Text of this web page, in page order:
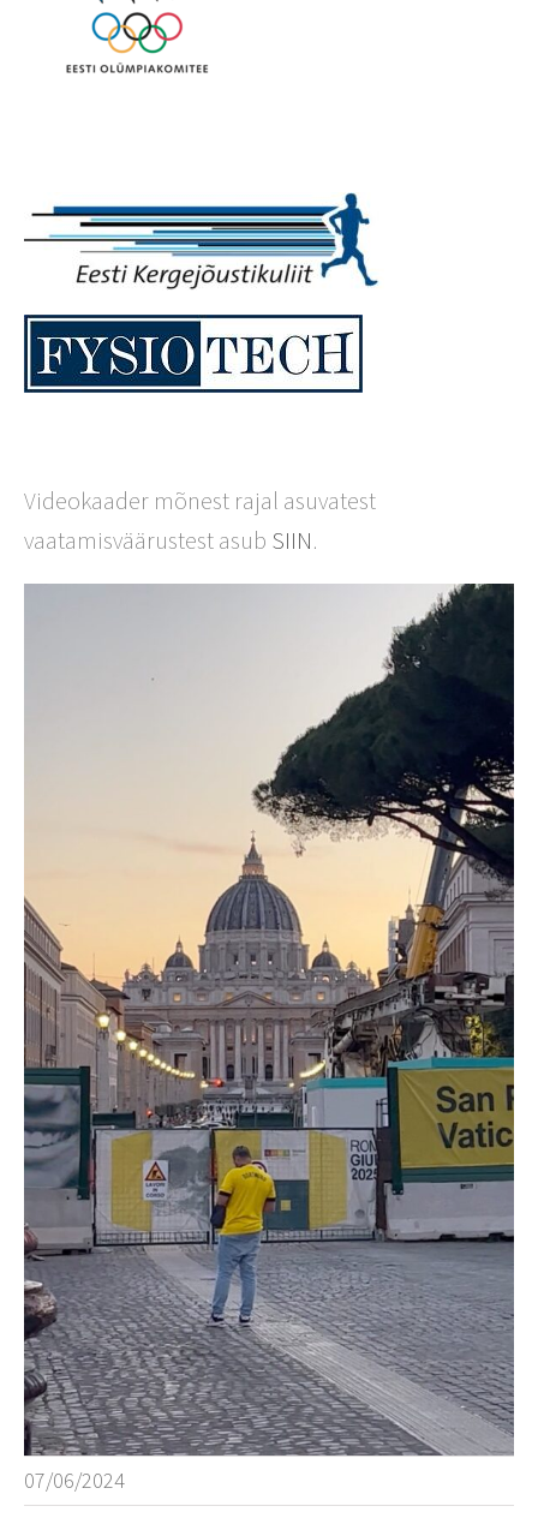
Videokaader mõnest rajal asuvatest
vaatamisväärustest asub SIIN.
07/06/2024